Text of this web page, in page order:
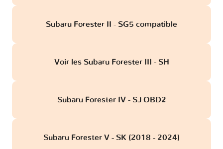
Subaru Forester II - SG5 compatible
Voir les Subaru Forester III - SH
Subaru Forester IV - SJ OBD2
Subaru Forester V - SK (2018 - 2024)